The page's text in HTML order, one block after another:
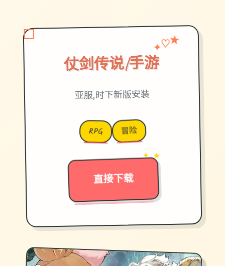
仗剑传说|手游
✦♡★
亚服,时下新版安装
RPG 冒险
直接下载
→
✦ ★